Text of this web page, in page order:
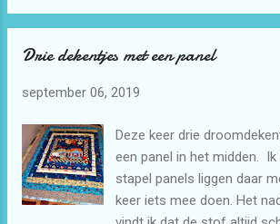
paarden.
Drie dekentjes met een panel
september 06, 2019
Deze keer drie
een panel in het midden. Ik
stapel panels liggen daar
keer iets mee doen. Het